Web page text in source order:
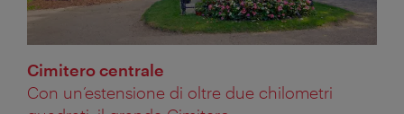
Cimitero centrale
Con un’estensione di oltre due chilometri